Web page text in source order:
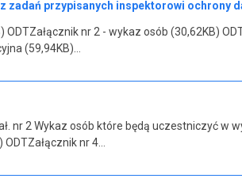
zadań przypisanych inspektorowi ochrony
nr 2 - wykaz osób (30,62KB)
(59,94KB)…
nr 2 Wykaz osób które będą uczestniczyć w
nr 4…